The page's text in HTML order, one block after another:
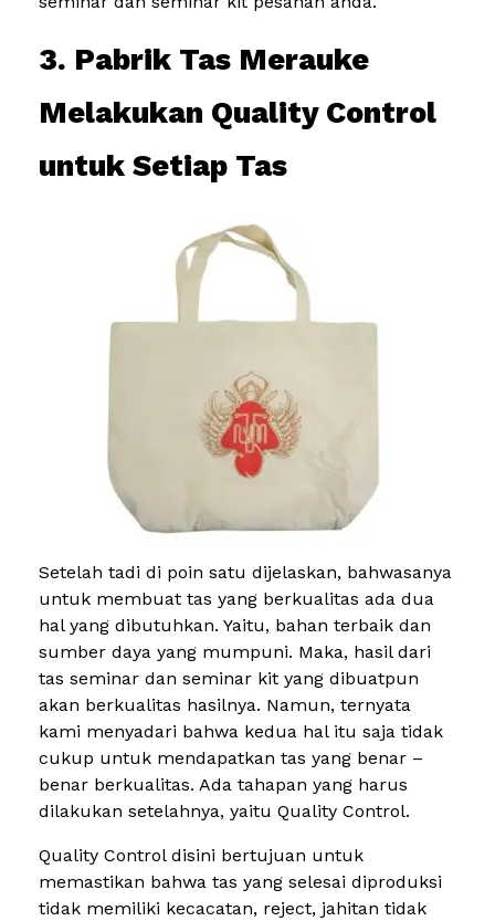
3. Pabrik Tas Merauke
Melakukan Quality Control
untuk Setiap Tas
Setelah tadi di poin satu dijelaskan, bahwasanya
untuk membuat tas yang berkualitas ada dua
hal yang dibutuhkan. Yaitu, bahan terbaik dan
sumber daya yang mumpuni. Maka, hasil dari
tas seminar dan seminar kit yang dibuatpun
akan berkualitas hasilnya. Namun, ternyata
kami menyadari bahwa kedua hal itu saja tidak
cukup untuk mendapatkan tas yang benar –
benar berkualitas. Ada tahapan yang harus
dilakukan setelahnya, yaitu Quality Control.
Quality Control disini bertujuan untuk
memastikan bahwa tas yang selesai diproduksi
tidak memiliki kecacatan, reject, jahitan tidak